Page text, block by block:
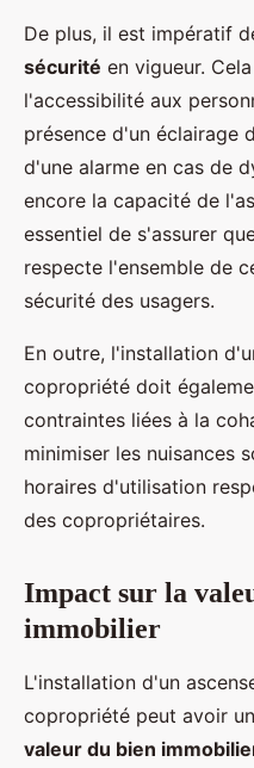
De plus, il est impératif
sécurité en vigueur.
l'accessibilité aux
présence d'un éclairage
d'une alarme en cas de
encore la capacité de
essentiel de s'assurer
respecte l'ensemble de
sécurité des usagers.
En outre, l'installation
copropriété doit
contraintes liées à la
minimiser les nuisances
horaires d'utilisation
des copropriétaires.
Impact sur la
immobilier
L'installation d'un
copropriété peut avoir
valeur du bien